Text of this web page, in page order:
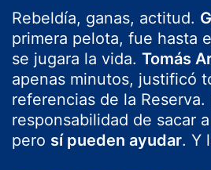
Rebeldía, ganas, actitud.
primera pelota, fue hasta
se jugara la vida. Tomás
apenas minutos, justificó
referencias de la
responsabilidad de sacar
pero sí pueden ayudar. Y